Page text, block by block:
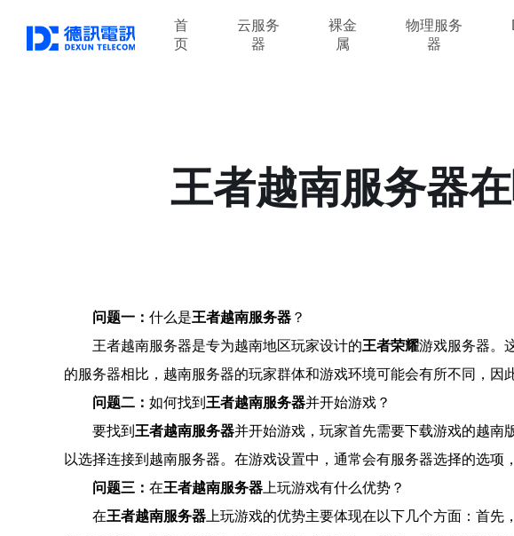
首
页
云服务
器
裸金
属
物理服务
器
王者越南服务器
问题一： 什么是王者越南服务器 ？
王者越南服务器是专为越南地区玩家设计的王者荣耀游戏服务器。
的服务器相比，越南服务器的玩家群体和游戏环境可能会有所不同，因
问题二： 如何找到 王者越南服务器并开始游戏？
要找到 王者越南服务器并开始游戏，玩家首先需要下载游戏的越南
以选择连接到越南服务器。在游戏设置中，通常会有服务器选择的选项
问题三： 在王者越南服务器 上玩游戏有什么优势？
在王者越南服务器 上玩游戏的优势主要体现在以下几个方面：首